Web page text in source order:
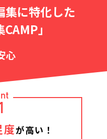
に特化した
」
心
度が高い！